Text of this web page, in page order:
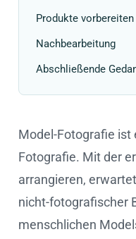
Produkte vorbereiten
Nachbearbeitung
Abschließende
Model-Fotografie ist
Fotografie. Mit der
arrangieren,
nicht-fotografischer
menschlichen